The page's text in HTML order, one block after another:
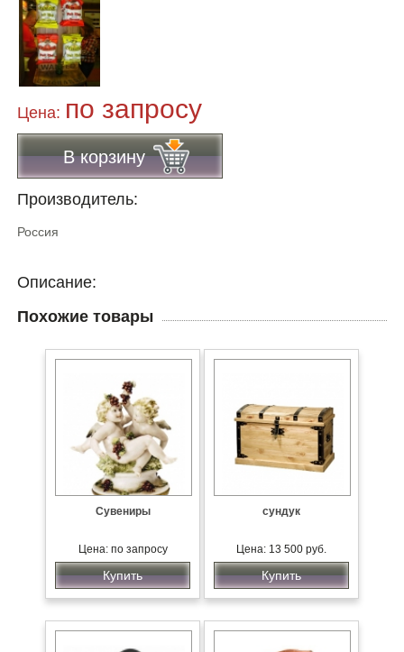
Цена: по запросу
В корзину
Производитель:
Россия
Описание:
Похожие товары
Сувениры
Цена: по запросу
Купить
сундук
Цена: 13 500 руб.
Купить